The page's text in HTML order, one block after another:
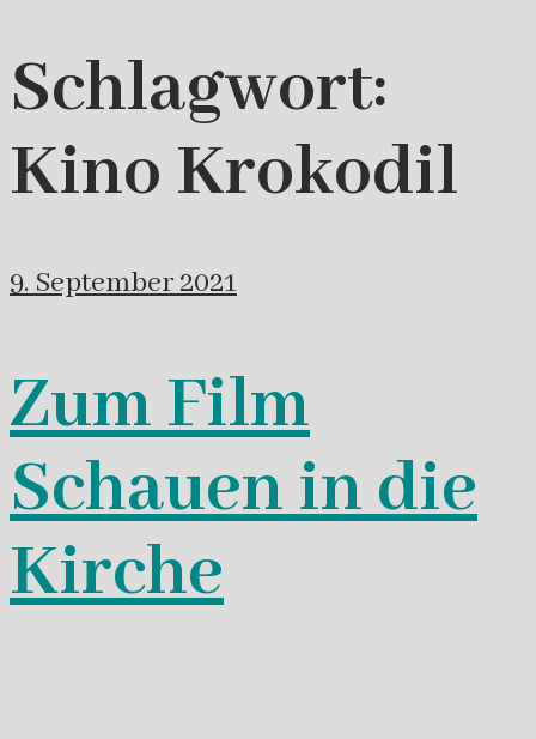
Schlagwort:
Kino Krokodil
9. September 2021
Zum Film
Schauen in die
Kirche